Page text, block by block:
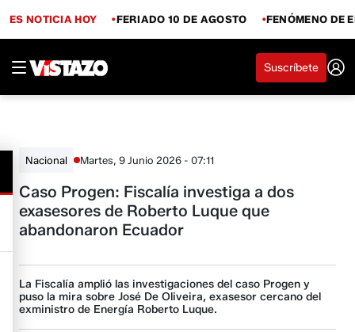
ES NOTICIA HOY FERIADO 10 DE AGOSTO FENÓMENO DE
Suscríbete
Nacional Martes, 9 Junio 2026 - 07:11
Caso Progen: Fiscalía investiga a dos
exasesores de Roberto Luque que
abandonaron Ecuador
La Fiscalía amplió las investigaciones del caso Progen y
puso la mira sobre José De Oliveira, exasesor cercano del
exministro de Energía Roberto Luque.